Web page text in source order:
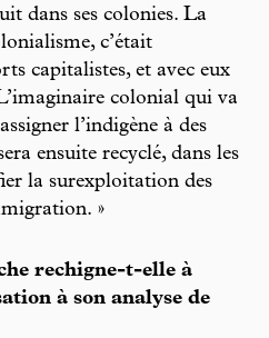
dans ses colonies. La
c’était
capitalistes, et avec eux
colonial qui va
l’indigène à des
ensuite recyclé, dans les
la surexploitation des
»
rechigne-t-elle à
à son analyse de